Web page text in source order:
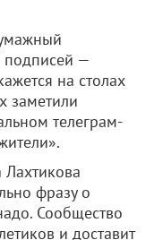
подписей —
на столах
заметили
телеграм-
фразу о
Сообщество
и доставит